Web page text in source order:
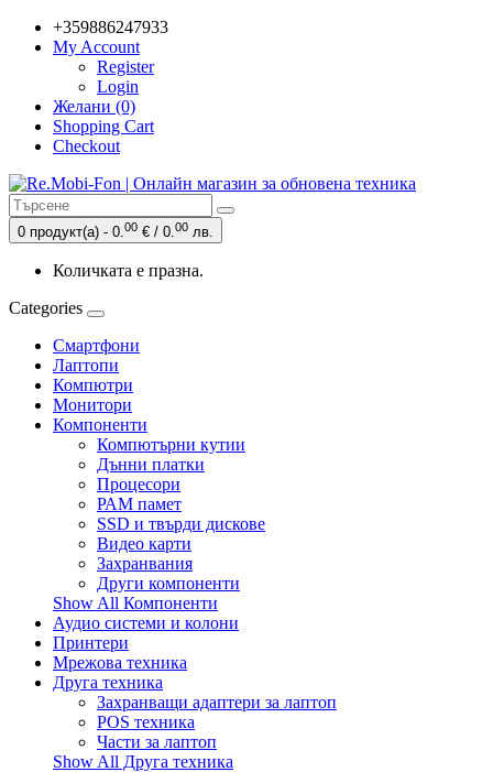
+359886247933
My Account
Register
Login
Желани (0)
Shopping Cart
Checkout
0 продукт(а) - 0.00 € / 0.00 лв.
Количката е празна.
Categories
Смартфони
Лаптопи
Компютри
Монитори
Компоненти
Компютърни кутии
Дънни платки
Процесори
РАМ памет
SSD и твърди дискове
Видео карти
Захранвания
Други компоненти
Show All Компоненти
Аудио системи и колони
Принтери
Мрежова техника
Друга техника
Захранващи адаптери за лаптоп
POS техника
Части за лаптоп
Show All Друга техника